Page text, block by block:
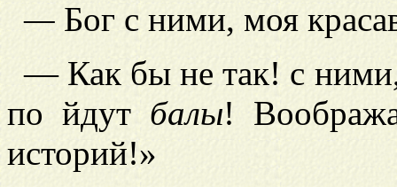
—Бог с ними, моя
— Как бы не так! с
по йдут балы!
историй!»